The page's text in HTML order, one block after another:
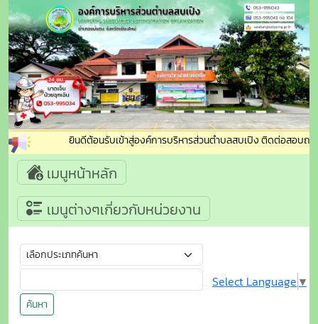
ยินดีต้อนรับเข้าสู่องค์การบริหารส่วนตำบลสบเปิง ติดต่อสอบถา
เมนูหน้าหลัก
เมนูต่างๆเกี่ยวกับหน่วยงาน
ค้นหา
Select Language ▼